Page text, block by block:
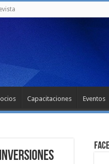
Capacitaciones Eventos